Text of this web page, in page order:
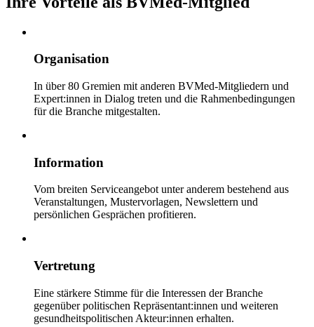
Organisation
In über 80 Gremien mit anderen BVMed-Mitgliedern und
Expert:innen in Dialog treten und die Rahmenbedingungen
für die Branche mitgestalten.
Information
Vom breiten Serviceangebot unter anderem bestehend aus
Veranstaltungen, Mustervorlagen, Newslettern und
persönlichen Gesprächen profitieren.
Vertretung
Eine stärkere Stimme für die Interessen der Branche
gegenüber politischen Repräsentant:innen und weiteren
gesundheitspolitischen Akteur:innen erhalten.